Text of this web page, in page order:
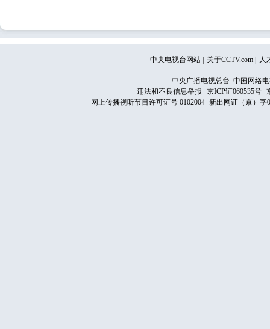
中央电视台网站 关于CCTV.com 人
中央广播电视总台 中国网络
违法和不良信息举报
京ICP证060535号
网上传播视听节目许可证号 0102004 新出网证（京）